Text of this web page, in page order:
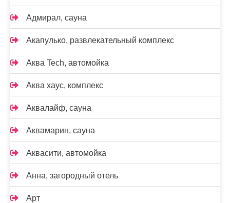
Адмирал, сауна
Акапулько, развлекательный комплекс
Аква Tech, автомойка
Аква хаус, комплекс
Аквалайф, сауна
Аквамарин, сауна
Аквасити, автомойка
Анна, загородный отель
Арт